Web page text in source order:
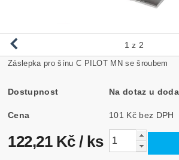
1 z 2
Záslepka pro šínu C PILOT MN se šroubem
Dostupnost Na dotaz u
Cena 101 Kč bez DPH
122,21 Kč/ ks